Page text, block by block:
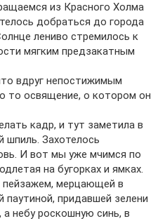
из Красного Холма
добраться до города
лениво стремилось к
мягким предзакатным
вдруг непостижимым
то освящение, о котором он
кадр, и тут заметила в
шпиль. Захотелось
И вот мы уже мчимся по
на бугорках и ямках.
мерцающей в
паутиной, придавшей зелени
небу роскошную синь, в